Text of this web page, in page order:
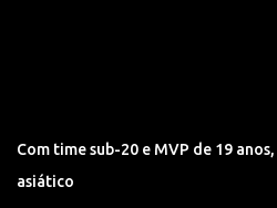
Com time sub-20 e MVP de 19
asiático